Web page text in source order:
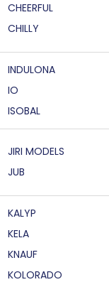
CHEERFUL
CHILLY
INDULONA
IO
ISOBAL
JIRI MODELS
JUB
KALYP
KELA
KNAUF
KOLORADO